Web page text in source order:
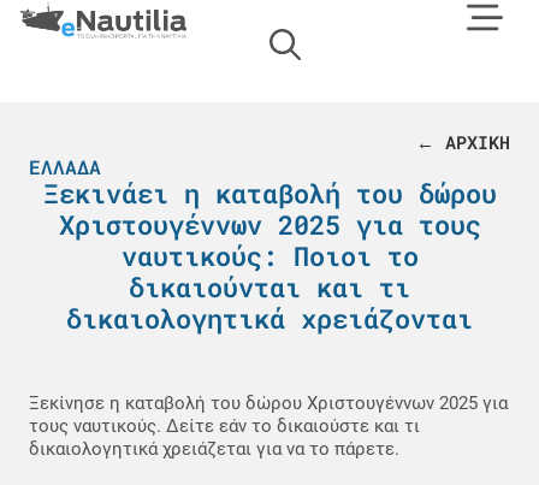
← ΑΡΧΙΚΗ
ΕΛΛΆΔΑ
Ξεκινάει η καταβολή του δώρου
Χριστουγέννων 2025 για τους
ναυτικούς: Ποιοι το
δικαιούνται και τι
δικαιολογητικά χρειάζονται
Ξεκίνησε η καταβολή του δώρου Χριστουγέννων 2025 για
τους ναυτικούς. Δείτε εάν το δικαιούστε και τι
δικαιολογητικά χρειάζεται για να το πάρετε.